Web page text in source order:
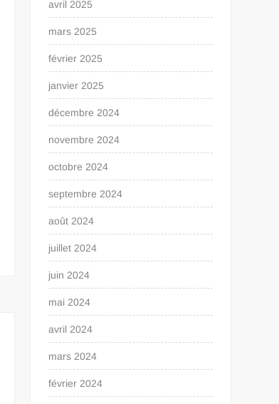
avril 2025
mars 2025
février 2025
janvier 2025
décembre 2024
novembre 2024
octobre 2024
septembre 2024
août 2024
juillet 2024
juin 2024
mai 2024
avril 2024
mars 2024
février 2024